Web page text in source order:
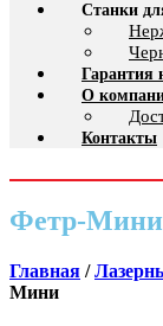
Станки
Гарантия
О
Контакты
Фетр-Мини
Главная /
Мини